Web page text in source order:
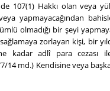
107(1) Hakkı olan veya
yapmayacağından
olmadığı bir şeyi
sağlamaya zorlayan kişi, bir
kadar adlî para cezası ile
14 md.) Kendisine veya